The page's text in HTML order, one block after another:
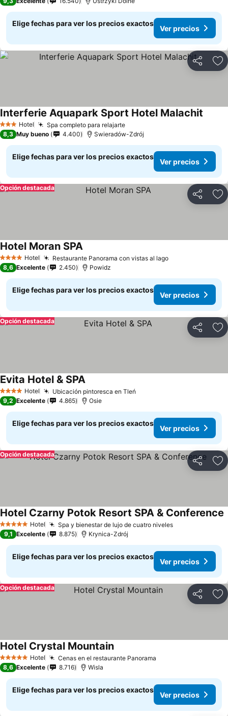
Elige fechas para ver los precios exactos
Ver precios
Compartir
3 Estrellas
Hotel Spa completo para relajarte
Interferie Aquapark Sport Hotel Malachit
8,3 Muy bueno 4.400 Swieradów-Zdrój
Elige fechas para ver los precios exactos
Ver precios
Compartir
Opción destacada
4 EstrellasHotel Restaurante Panorama con vistas al lago
Hotel Moran SPA
8,6 Excelente 2.450 Powidz
Elige fechas para ver los precios exactos
Ver precios
Compartir
Opción destacada
4 EstrellasHotel Ubicación pintoresca en Tleń
Evita Hotel & SPA
9,2 Excelente 4.865 Osie
Elige fechas para ver los precios exactos
Ver precios
Compartir
Opción destacada
5 Estrellas Hotel Spa y bienestar de lujo de cuatro niveles
Hotel Czarny Potok Resort SPA & Conference
9,1 Excelente 8.875 Krynica-Zdrój
Elige fechas para ver los precios exactos
Ver precios
Compartir
Opción destacada
5 Estrellas Hotel Cenas en el restaurante Panorama
Hotel Crystal Mountain
8,6 Excelente 8.716 Wisla
Elige fechas para ver los precios exactos
Ver precios